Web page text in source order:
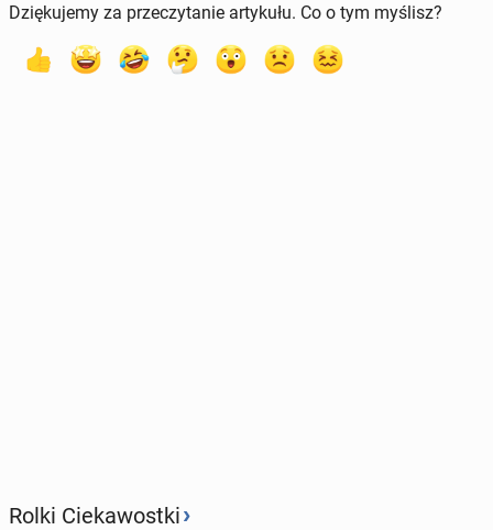
Dziękujemy za przeczytanie artykułu. Co o tym myślisz?
Rolki Ciekawostki›